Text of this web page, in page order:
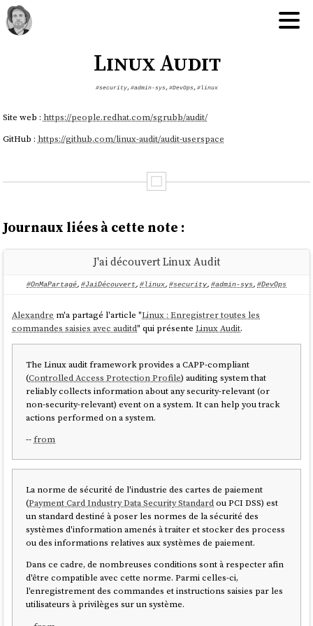
Linux Audit
#security, #admin-sys, #DevOps, #linux
Site web : https://people.redhat.com/sgrubb/audit/
GitHub : https://github.com/linux-audit/audit-userspace
Journaux liées à cette note :
J'ai découvert Linux Audit
#OnMaPartagé, #JaiDécouvert, #linux, #security, #admin-sys, #DevOps
Alexandre m'a partagé l'article "Linux : Enregistrer toutes les
commandes saisies avec auditd" qui présenteLinux Audit.
The Linux audit framework provides a CAPP-compliant
(Controlled Access Protection Profile) auditing system that
reliably collects information about any security-relevant (or
non-security-relevant) event on a system. It can help you track
actions performed on a system.
--from
La norme de sécurité de l'industrie des cartes de paiement
(Payment Card Industry Data Security Standardou PCI DSS) est
un standard destiné à poser les normes de la sécurité des
systèmes d'information amenés à traiter et stocker des process
ou des informations relatives aux systèmes de paiement.
Dans ce cadre, de nombreuses conditions sont à respecter afin
d'être compatible avec cette norme. Parmi celles-ci,
l'enregistrement des commandes et instructions saisies par les
utilisateurs à privilèges sur un système.